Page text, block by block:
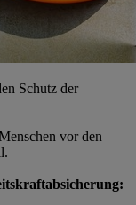
Schutz der
vor den